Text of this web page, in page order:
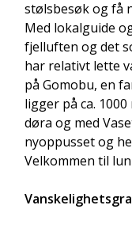
stølsbesøk og få
Med lokalguide
fjelluften og det
har relativt lette
på Gomobu, en
ligger på ca.
døra og med
nyoppusset og
Velkommen til